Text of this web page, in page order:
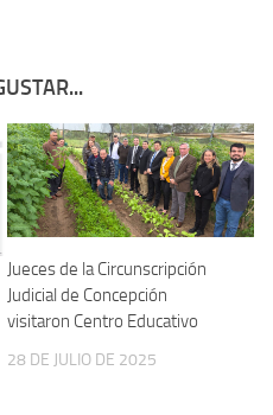
Jueces de la Circunscripción
Judicial de Concepción
visitaron Centro Educativo
28 DE JULIO DE 2025